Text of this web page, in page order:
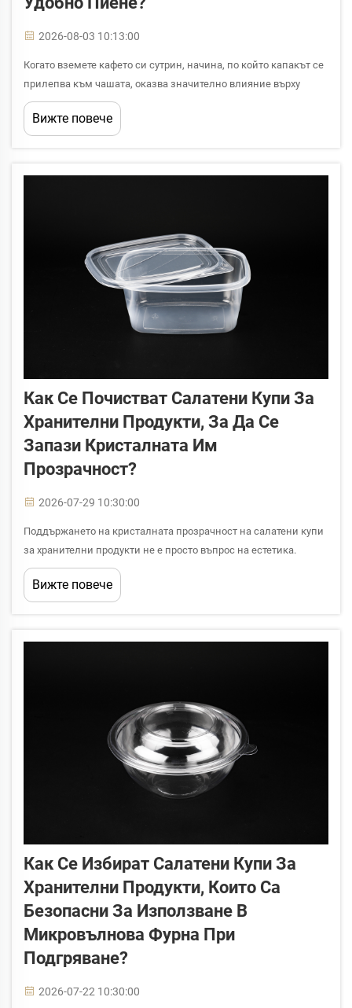
2026-08-03 10:13:00
Когато вземете кафето си сутрин, начина, по който капакът се
прилепва към чашата, оказва значително влияние върху
общото ви преживяване. Капаците за кафени чаши с издаден
ръб стават все по-популярни сред потребителите и бизнеса
Вижте повече
Как Се Почистват Салатени Купи За
Хранителни Продукти, За Да Се
Запази Кристалната Им
Прозрачност?
2026-07-29 10:30:00
Поддържането на кристалната прозрачност на салатени купи
за хранителни продукти не е просто въпрос на естетика.
Когато салатените купи за хранителни продукти загубят
прозрачността си, те могат да изглеждат нехигиенични за
клиентите, да намалят стойността на поднасянето и дори да
Вижте повече
Как Се Избират Салатени Купи За
Хранителни Продукти, Които Са
Безопасни За Използване В
Микровълнова Фурна При
Подгряване?
2026-07-22 10:30:00